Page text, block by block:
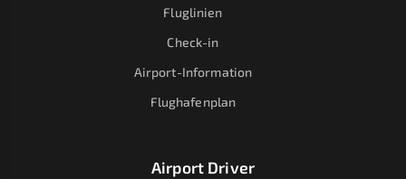
Fluglinien
Check-in
Airport-Information
Flughafenplan
Airport Driver